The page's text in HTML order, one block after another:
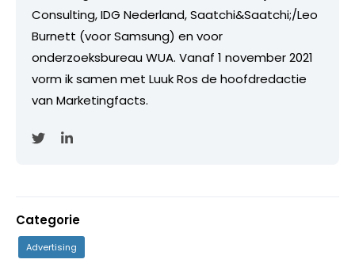
Consulting, IDG Nederland, Saatchi&Saatchi;/Leo
Burnett (voor Samsung) en voor
onderzoeksbureau WUA. Vanaf 1 november 2021
vorm ik samen met Luuk Ros de hoofdredactie
van Marketingfacts.
Categorie
Advertising